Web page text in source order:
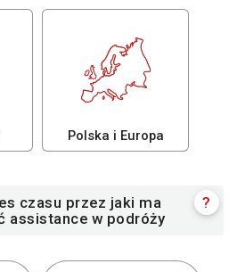
Polska i Europa
czasu przez jaki ma
obowiązywać assistance w podróży
?